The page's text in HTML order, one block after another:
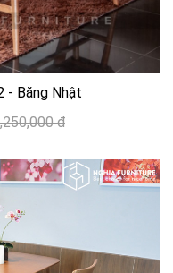
- Băng Nhật
đ